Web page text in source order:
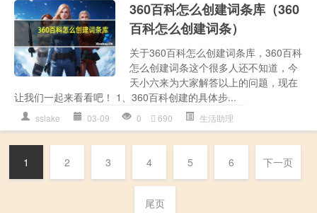
360百科怎么创建词条库（360
百科怎么创建词条）
关于360百科怎么创建词条库，360百科
怎么创建词条这个很多人还不知道，今
天小六来为大家解答以上的问题，现在
让我们一起来看看吧！ 1、360百科创建的具体步...
sslake 03-09 0 690 生活助理
1 2 3 4 5 6 下一页
尾页